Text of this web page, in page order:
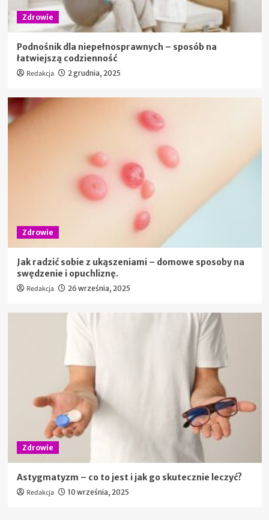
Zdrowie
Podnośnik dla niepełnosprawnych – sposób na
łatwiejszą codzienność
Redakcja 2 grudnia, 2025
Zdrowie
Jak radzić sobie z ukąszeniami – domowe sposoby na
swędzenie i opuchliznę.
Redakcja 26 września, 2025
Zdrowie
Astygmatyzm – co to jest i jak go skutecznie leczyć?
Redakcja 10 września, 2025